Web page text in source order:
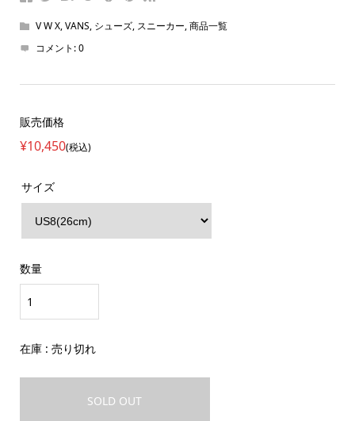
V W X,VANS, シューズ, スニーカー,商品一覧
コメント:0
販売価格
¥10,450(税込)
サイズ
数量
在庫 : 売り切れ
SOLD OUT